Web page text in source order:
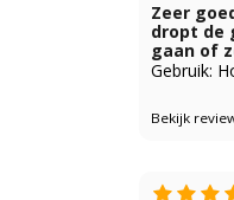
Zeer
dropt de
gaan of
Gebruik:
Bekijk